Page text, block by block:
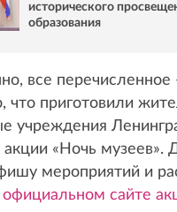
исторического
образования
все
что приготовили
учреждения
акции «Ночь музеев».
мероприятий и
сайте